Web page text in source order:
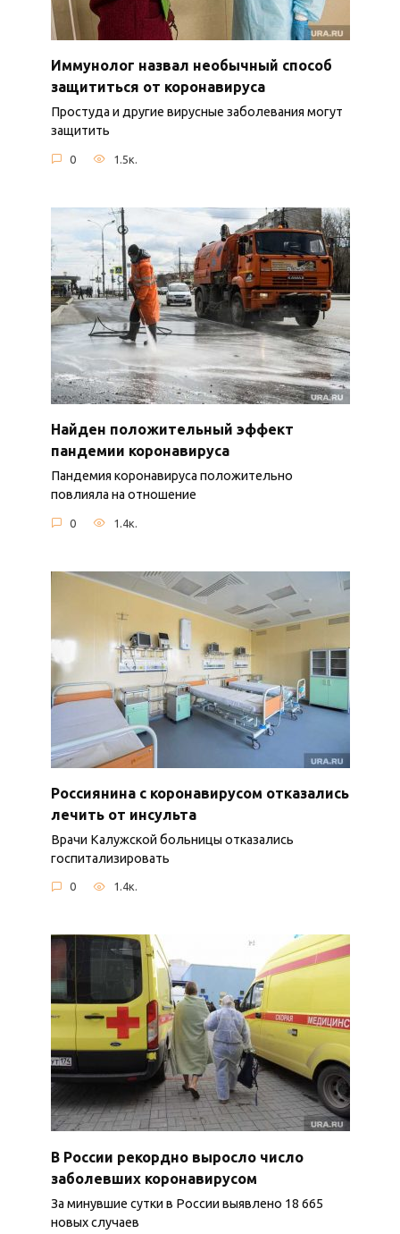
Иммунолог назвал необычный способ
защититься от коронавируса
Простуда и другие вирусные заболевания могут
защитить
0 1.5к.
Найден положительный эффект
пандемии коронавируса
Пандемия коронавируса положительно
повлияла на отношение
0 1.4к.
Россиянина с коронавирусом отказались
лечить от инсульта
Врачи Калужской больницы отказались
госпитализировать
0 1.4к.
В России рекордно выросло число
заболевших коронавирусом
За минувшие сутки в России выявлено 18 665
новых случаев